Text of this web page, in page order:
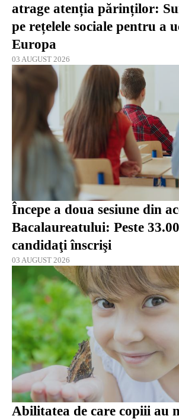
atrage atenția părinților:
pe rețelele sociale pentru a
Europa
03 AUGUST 2026
Începe a doua sesiune din
Bacalaureatului: Peste
candidaţi înscrişi
03 AUGUST 2026
Abilitatea de care copiii au